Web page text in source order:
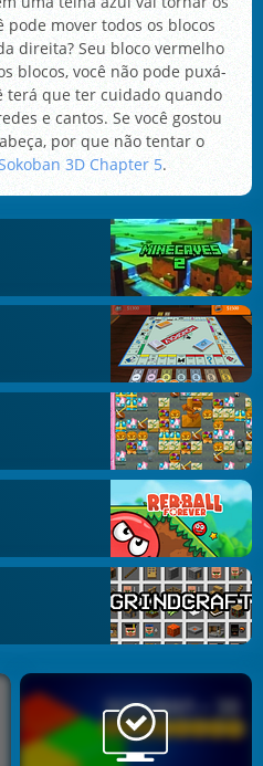
pode mover todos os blocos
direita? Seu bloco vermelho
blocos, você não pode puxá-
terá que ter cuidado quando
e cantos. Se você gostou
por que não tentar o
3D Chapter 5.